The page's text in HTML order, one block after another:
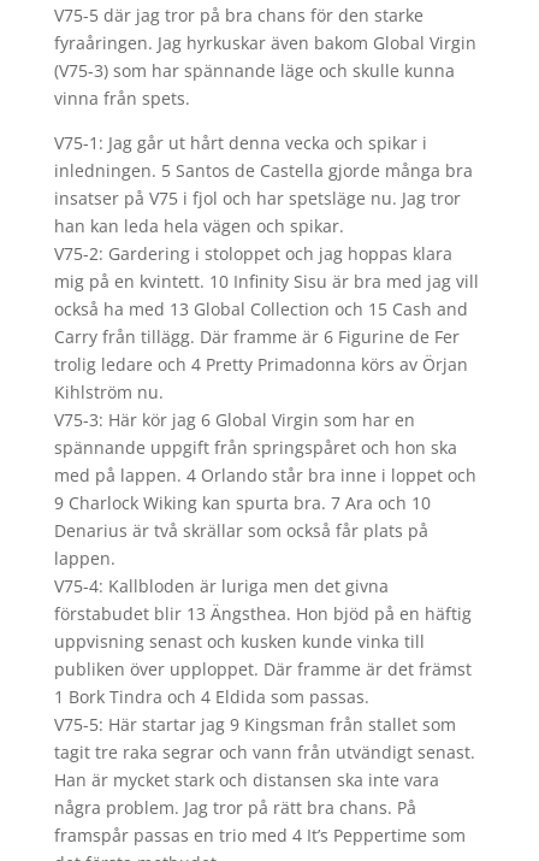
V75-5 där jag tror på bra chans för den starke
fyraåringen. Jag hyrkuskar även bakom Global Virgin
(V75-3) som har spännande läge och skulle kunna
vinna från spets.
V75-1: Jag går ut hårt denna vecka och spikar i
inledningen. 5 Santos de Castella gjorde många bra
insatser på V75 i fjol och har spetsläge nu. Jag tror
han kan leda hela vägen och spikar.
V75-2: Gardering i stoloppet och jag hoppas klara
mig på en kvintett. 10 Infinity Sisu är bra med jag vill
också ha med 13 Global Collection och 15 Cash and
Carry från tillägg. Där framme är 6 Figurine de Fer
trolig ledare och 4 Pretty Primadonna körs av Örjan
Kihlström nu.
V75-3: Här kör jag 6 Global Virgin som har en
spännande uppgift från springspåret och hon ska
med på lappen. 4 Orlando står bra inne i loppet och
9 Charlock Wiking kan spurta bra. 7 Ara och 10
Denarius är två skrällar som också får plats på
lappen.
V75-4: Kallbloden är luriga men det givna
förstabudet blir 13 Ängsthea. Hon bjöd på en häftig
uppvisning senast och kusken kunde vinka till
publiken över upploppet. Där framme är det främst
1 Bork Tindra och 4 Eldida som passas.
V75-5: Här startar jag 9 Kingsman från stallet som
tagit tre raka segrar och vann från utvändigt senast.
Han är mycket stark och distansen ska inte vara
några problem. Jag tror på rätt bra chans. På
framspår passas en trio med 4 It’s Peppertime som